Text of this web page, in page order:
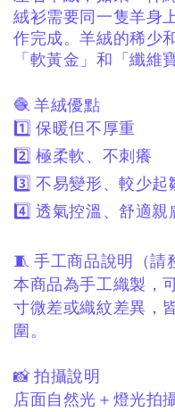
絨衫需要同一隻羊身
作完成。羊絨的稀少
「軟黃金」和「纖維
🧶 羊絨優點
1️⃣ 保暖但不厚重
2️⃣ 極柔軟、不刺癢
3️⃣ 不易變形、較少起
4️⃣ 透氣控溫、舒適親
🧵 手工商品說明（請
本商品為手工織製，
寸微差或織紋差異，
圍。
📸 拍攝說明
店面自然光＋燈光拍